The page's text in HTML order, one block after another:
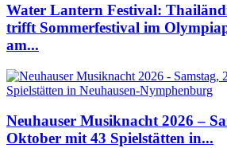
Water Lantern Festival:
trifft Sommerfestival im
am...
Neuhauser Musiknacht 2026 –
Oktober mit 43 Spielstätten in...